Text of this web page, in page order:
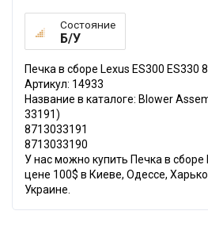
Состояние
Б/У
Печка в сборе Lexus ES300 ES330
Артикул: 14933
Название в каталоге: Blower
33191)
8713033191
8713033190
У нас можно купить Печка в сборе
цене 100$ в Киеве, Одессе,
Украине.